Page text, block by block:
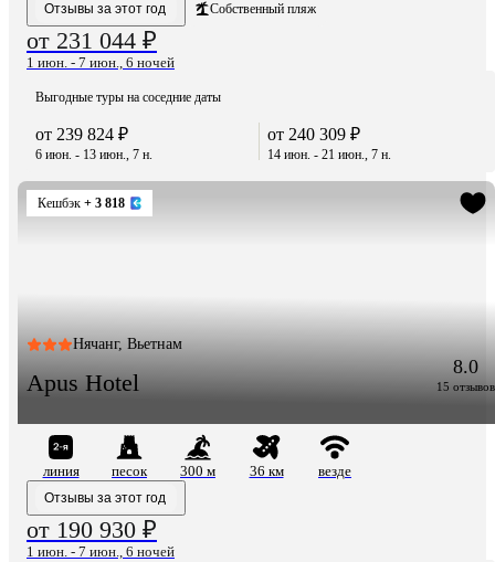
Отзывы за этот год
Собственный пляж
от 231 044 ₽
1 июн. - 7 июн., 6 ночей
Выгодные туры на соседние даты
от 239 824 ₽
6 июн. - 13 июн., 7 н.
от 240 309 ₽
14 июн. - 21 июн., 7 н.
Кешбэк + 3 818
Нячанг, Вьетнам
Apus Hotel
8.0
15 отзывов
линия песок 300 м 36 км
везде
Отзывы за этот год
от 190 930 ₽
1 июн. - 7 июн., 6 ночей